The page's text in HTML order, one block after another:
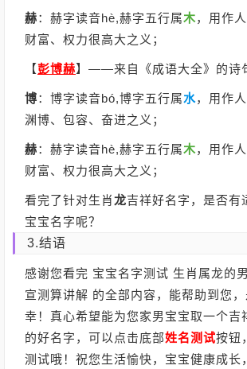
赫：赫字读音hè,赫字五行属木，用作
财富、权力很高大之义；
【彭博赫】 ——来自《成语大全》的诗
博：博字读音bó,博字五行属水，用作
渊博、包容、奋进之义；
赫：赫字读音hè,赫字五行属木，用作
财富、权力很高大之义；
看完了针对生肖龙吉祥好名字，是否有
宝宝名字呢？
3.结语
感谢您看完 宝宝名字测试 生肖属龙的
宣测算讲解 的全部内容，能帮助到您
幸！真心希望能为您家男宝宝取一个吉
的好名字，可以点击底部姓名测试按钮
测试哦！祝您生活愉快，宝宝健康成长